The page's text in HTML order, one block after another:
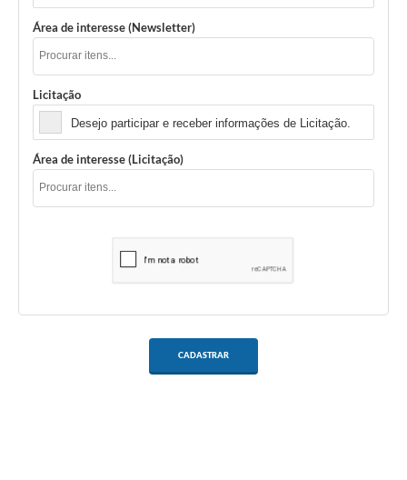
Área de interesse (Newsletter)
Licitação
Desejo participar e receber informações de Licitação.
Área de interesse (Licitação)
CADASTRAR